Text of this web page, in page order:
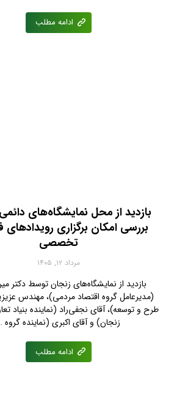
ادامه مطلب
بازدید از محل نمایشگاه‌های
بررسی امکان برگزاری
تخصصی
مرداد ۱۲, ۱۴۰۵
بازدید از نمایشگاه‌های زنجان توسط دکتر
(مدیرعامل گروه اقتصاد مردمی)، مهندس
طرح و توسعه)، آقای نجفی‌راد (نماینده بنیاد
زنجان) و آقای اکبری (نماینده گروه
ادامه مطلب